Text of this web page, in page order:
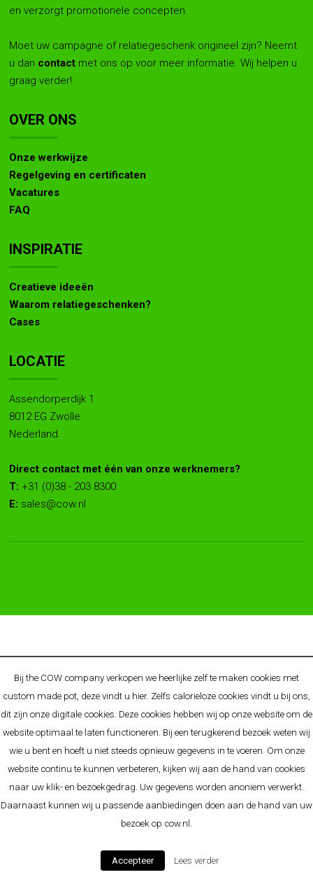
en verzorgt promotionele concepten.
Moet uw campagne of relatiegeschenk origineel zijn? Neemt
u dan contact met ons op voor meer informatie. Wij helpen u
graag verder!
OVER ONS
Onze werkwijze
Regelgeving en certificaten
Vacatures
FAQ
INSPIRATIE
Creatieve ideeën
Waarom relatiegeschenken?
Cases
LOCATIE
Assendorperdijk 1
8012 EG Zwolle
Nederland
Direct contact met één van onze werknemers?
T: +31 (0)38 - 203 8300
E: sales@cow.nl
RELATIEGESCHENKEN & PROMOTIONELE CONCEPTEN
O.A. BEKEND VAN:Cow.nl-Allgifts.nl-Allgifts.be-Allgifts.de -
Premiums.nl
Algemene voorwaarden-Disclaimer-Privacy Policy-
Cookieverklaring-Sitemap
Bij the COW company verkopen we heerlijke zelf te maken cookies met
custom made pot, deze vindt u hier. Zelfs calorieloze cookies vindt u bij ons,
dit zijn onze digitale cookies. Deze cookies hebben wij op onze website om de
website optimaal te laten functioneren. Bij een terugkerend bezoek weten wij
wie u bent en hoeft u niet steeds opnieuw gegevens in te voeren. Om onze
website continu te kunnen verbeteren, kijken wij aan de hand van cookies
naar uw klik- en bezoekgedrag. Uw gegevens worden anoniem verwerkt.
Daarnaast kunnen wij u passende aanbiedingen doen aan de hand van uw
bezoek op cow.nl.
Accepteer Lees verder